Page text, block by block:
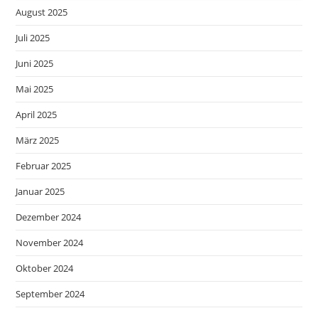
August 2025
Juli 2025
Juni 2025
Mai 2025
April 2025
März 2025
Februar 2025
Januar 2025
Dezember 2024
November 2024
Oktober 2024
September 2024